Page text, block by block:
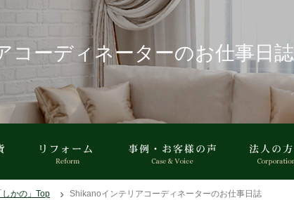
コーディネーターのお仕事日誌
かの」Top Shikanoインテリアコーディネーターのお仕事日誌